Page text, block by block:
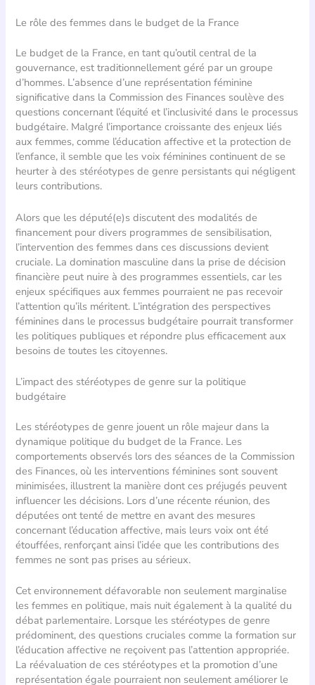
Le rôle des femmes dans le budget de la France
Le budget de la France, en tant qu’outil central de la
gouvernance, est traditionnellement géré par un groupe
d’hommes. L’absence d’une représentation féminine
significative dans la Commission des Finances soulève des
questions concernant l’équité et l’inclusivité dans le processus
budgétaire. Malgré l’importance croissante des enjeux liés
aux femmes, comme l’éducation affective et la protection de
l’enfance, il semble que les voix féminines continuent de se
heurter à des stéréotypes de genre persistants qui négligent
leurs contributions.
Alors que les député(e)s discutent des modalités de
financement pour divers programmes de sensibilisation,
l’intervention des femmes dans ces discussions devient
cruciale. La domination masculine dans la prise de décision
financière peut nuire à des programmes essentiels, car les
enjeux spécifiques aux femmes pourraient ne pas recevoir
l’attention qu’ils méritent. L’intégration des perspectives
féminines dans le processus budgétaire pourrait transformer
les politiques publiques et répondre plus efficacement aux
besoins de toutes les citoyennes.
L’impact des stéréotypes de genre sur la politique
budgétaire
Les stéréotypes de genre jouent un rôle majeur dans la
dynamique politique du budget de la France. Les
comportements observés lors des séances de la Commission
des Finances, où les interventions féminines sont souvent
minimisées, illustrent la manière dont ces préjugés peuvent
influencer les décisions. Lors d’une récente réunion, des
députées ont tenté de mettre en avant des mesures
concernant l’éducation affective, mais leurs voix ont été
étouffées, renforçant ainsi l’idée que les contributions des
femmes ne sont pas prises au sérieux.
Cet environnement défavorable non seulement marginalise
les femmes en politique, mais nuit également à la qualité du
débat parlementaire. Lorsque les stéréotypes de genre
prédominent, des questions cruciales comme la formation sur
l’éducation affective ne reçoivent pas l’attention appropriée.
La réévaluation de ces stéréotypes et la promotion d’une
représentation égale pourraient non seulement améliorer le